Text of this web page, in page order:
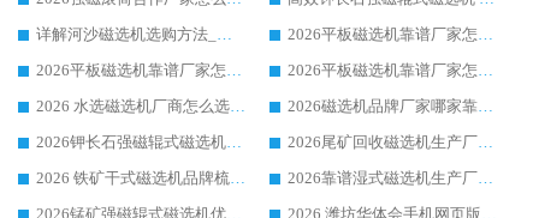
详解河沙磁选机选购方法_除铁器品牌及华体会手机网页版-华体会(中国) 企业解析
2026平板磁选机靠谱厂家怎么选？华体会手机网页版-华体会(中国) 凭硬实力甄选合作品牌
2026平板磁选机靠谱厂家怎么选？华体会手机网页版-华体会(中国) 凭硬实力甄选合作品牌
2026平板磁选机靠谱厂家怎么选？华体会手机网页版-华体会(中国) 凭硬实力甄选合作品牌
2026 水选磁选机厂商怎么选 潍坊华体会手机网页版-华体会(中国) 技术实力强
2026磁选机品牌厂家哪家靠谱?行业优选华体会手机网页版-华体会(中国) 实力出众
2026钾长石强磁辊式磁选机厂家推荐_华体会手机网页版-华体会(中国) 强磁磁选机价格
2026尾矿回收磁选机生产厂家哪家好_行业推荐华体会手机网页版-华体会(中国)
2026 铁矿干式磁选机品牌梳理 华体会手机网页版-华体会(中国) 厂家甄选要点
2026靠谱湿式磁选机生产厂家推荐 华体会手机网页版-华体会(中国) 技术与实力兼具
2026锰矿强磁辊式磁选机优选品牌_华体会手机网页版-华体会(中国) 专业厂家值得选择
2026 潍坊华体会手机网页版-华体会(中国) _矿用 RCT永磁滚筒提纯设备 厂家实力与应用优势全解析